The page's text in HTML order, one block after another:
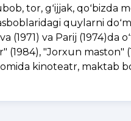
tor, gʻijjak, qoʻbizda
quylarni
va Parij (1974)da
"Jorxun maston"
kinoteatr, maktab